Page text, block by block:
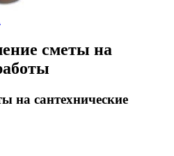
сметы на
на сантехнические